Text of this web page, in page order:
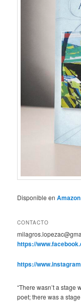
Disponible en Amazon
CONTACTO
https://
https://
“There wasn’t a stage
poet; there was a